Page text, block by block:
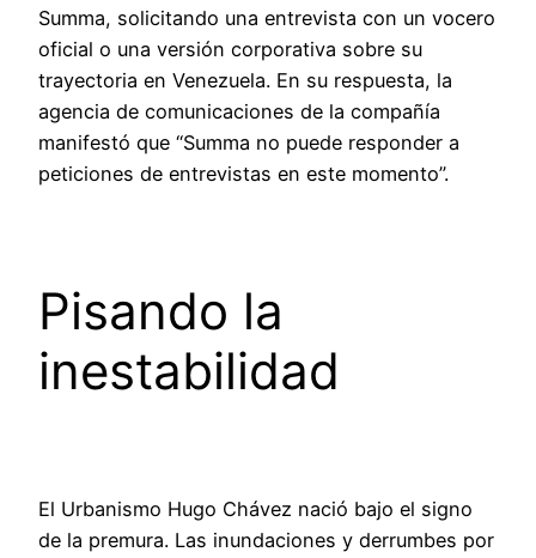
Summa, solicitando una entrevista con un vocero
oficial o una versión corporativa sobre su
trayectoria en Venezuela. En su respuesta, la
agencia de comunicaciones de la compañía
manifestó que “Summa no puede responder a
peticiones de entrevistas en este momento”.
Pisando la
inestabilidad
El Urbanismo Hugo Chávez nació bajo el signo
de la premura. Las inundaciones y derrumbes por